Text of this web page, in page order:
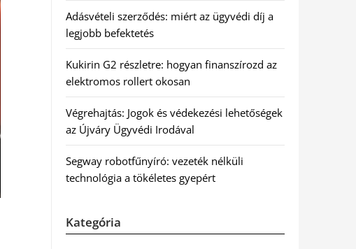
Adásvételi szerződés: miért az ügyvédi díj a
legjobb befektetés
Kukirin G2 részletre: hogyan finanszírozd az
elektromos rollert okosan
Végrehajtás: Jogok és védekezési lehetőségek
az Újváry Ügyvédi Irodával
Segway robotfűnyíró: vezeték nélküli
technológia a tökéletes gyepért
Kategória